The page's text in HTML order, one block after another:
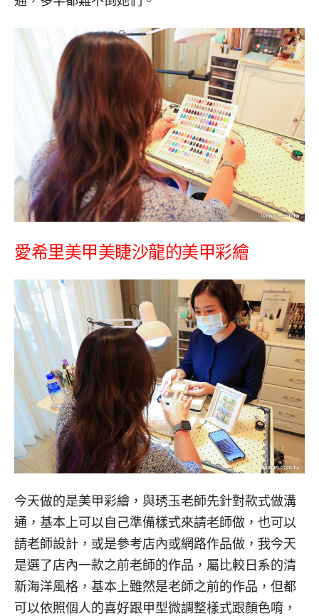
愛希里美甲美睫沙龍的美甲彩繪
今天做的是美甲彩繪，與琇玉老師先針對款式做溝
通，基本上可以自己準備樣式來請老師做，也可以
請老師設計，或是參考店內或網路作品做，我今天
是選了店內一款之前老師的作品，屬比較日系的清
新海洋風格，基本上雖然是老師之前的作品，但都
可以依照個人的喜好跟甲型微調整樣式跟顏色唷，